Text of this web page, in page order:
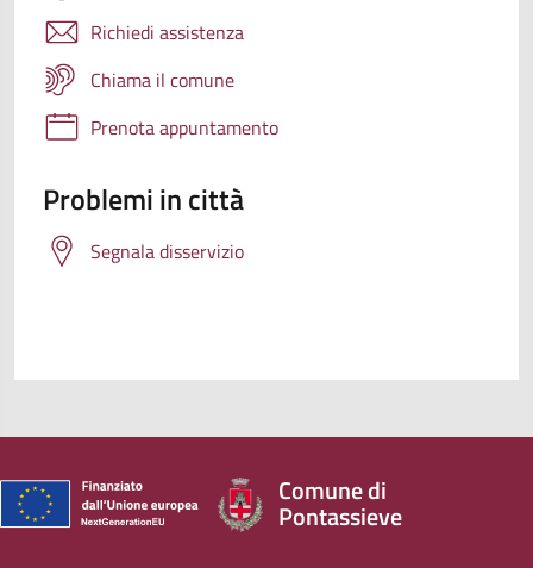
Richiedi assistenza
Chiama il comune
Prenota appuntamento
Problemi in città
Segnala disservizio
Comune di
Pontassieve